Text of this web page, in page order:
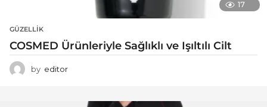
17
GÜZELLIK
COSMED Ürünleriyle Sağlıklı ve Işıltılı Cilt
by editor